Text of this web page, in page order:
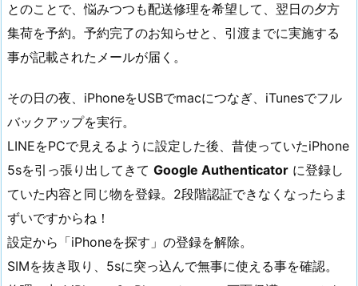
とのことで、悩みつつも配送修理を希望して、翌日の夕方
集荷を予約。予約完了のお知らせと、引渡までに実施する
事が記載されたメールが届く。
その日の夜、iPhoneをUSBでmacにつなぎ、iTunesでフル
バックアップを実行。
LINEをPCで見えるように設定した後、昔使っていたiPhone
5sを引っ張り出してきて Google Authenticator に登録し
ていた内容と同じ物を登録。2段階認証できなくなったらま
ずいですからね！
設定から「iPhoneを探す」の登録を解除。
SIMを抜き取り、5sに突っ込んで無事に使える事を確認。